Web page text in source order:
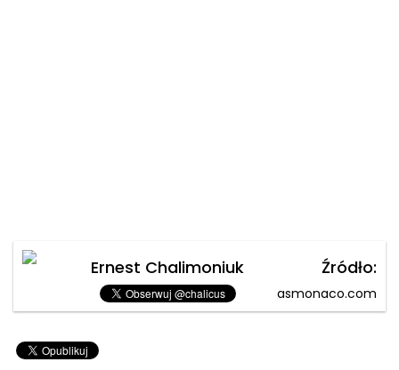
Ernest Chalimoniuk Źródło:
asmonaco.com